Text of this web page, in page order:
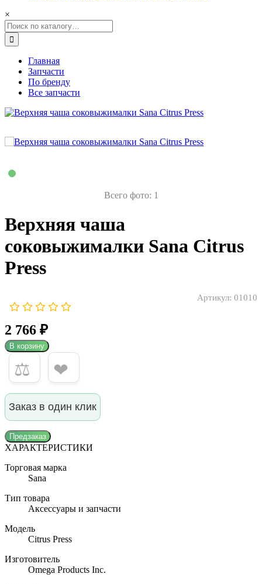
×
Главная
Запчасти
По бренду
Все запчасти
Всего фото: 1
Верхняя чаша
соковыжималки Sana Citrus
Press
Артикул: 01010
2 766 ₽
В корзину
⚖ ❤
Заказ в один клик
Предзаказ
ХАРАКТЕРИСТИКИ
Торговая марка
Sana
Тип товара
Аксессуары и запчасти
Модель
Citrus Press
Изготовитель
Omega Products Inc.